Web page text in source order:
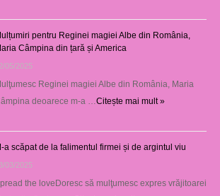
pentru Reginei magiei Albe din România,
Câmpina din țară și America
05/2025
Reginei magiei Albe din România, Maria
deoarece m-a …Citește mai mult »
a scăpat de la falimentul firmei și de argintul viu
03/2025
the loveDoresc să mulţumesc expres vrăjitoarei